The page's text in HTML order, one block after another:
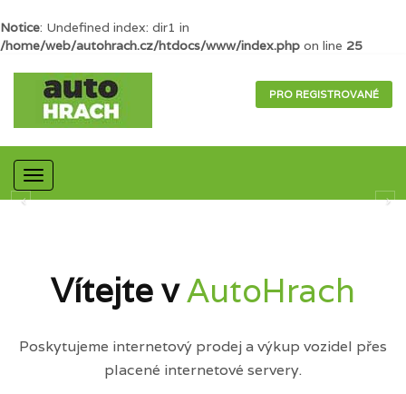
Notice: Undefined index: dir1 in
/home/web/autohrach.cz/htdocs/www/index.php on line 25
PRO REGISTROVANÉ
Mobilní
navigace
Vítejte vAutoHrach
Poskytujeme internetový prodej a výkup vozidel přes
placené internetové servery.